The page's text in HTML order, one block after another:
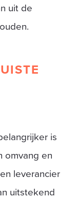
uit de
is
omvang en
leverancier
uitstekend